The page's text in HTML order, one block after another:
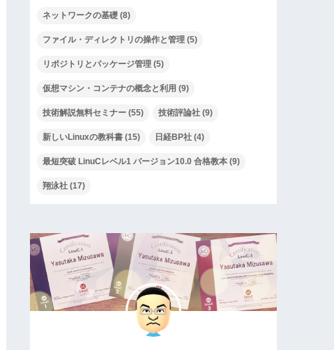
ネットワークの基礎 (8)
ファイル・ディレクトリの操作と管理 (5)
リポジトリとパッケージ管理 (5)
仮想マシン・コンテナの概念と利用 (9)
技術解説無料セミナー (55) 技術評論社 (9)
新しいLinuxの教科書 (15) 日経BP社 (4)
最短突破 LinuCレベル1 バージョン10.0 合格教本 (9)
翔泳社 (17)